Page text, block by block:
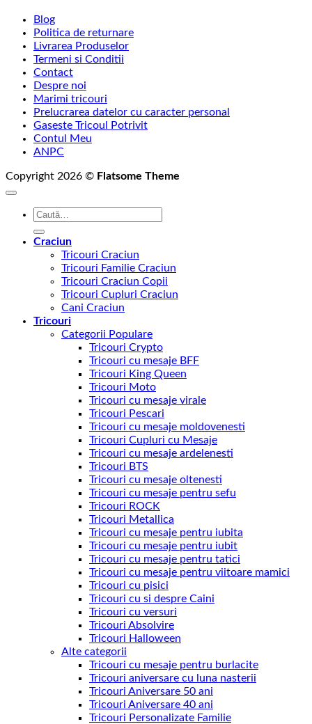
Blog
Politica de returnare
Livrarea Produselor
Termeni si Conditii
Contact
Despre noi
Marimi tricouri
Prelucrarea datelor cu caracter personal
Gaseste Tricoul Potrivit
Contul Meu
ANPC
Copyright 2026 © Flatsome Theme
Caută
Craciun
Tricouri Craciun
Tricouri Familie Craciun
Tricouri Craciun Copii
Tricouri Cupluri Craciun
Cani Craciun
Tricouri
Categorii Populare
Tricouri Crypto
Tricouri cu mesaje BFF
Tricouri King Queen
Tricouri Moto
Tricouri cu mesaje virale
Tricouri Pescari
Tricouri cu mesaje moldovenesti
Tricouri Cupluri cu Mesaje
Tricouri cu mesaje ardelenesti
Tricouri BTS
Tricouri cu mesaje oltenesti
Tricouri cu mesaje pentru sefu
Tricouri ROCK
Tricouri Metallica
Tricouri cu mesaje pentru iubita
Tricouri cu mesaje pentru iubit
Tricouri cu mesaje pentru tatici
Tricouri cu mesaje pentru viitoare mamici
Tricouri cu pisici
Tricouri cu si despre Caini
Tricouri cu versuri
Tricouri Absolvire
Tricouri Halloween
Alte categorii
Tricouri cu mesaje pentru burlacite
Tricouri aniversare cu luna nasterii
Tricouri Aniversare 50 ani
Tricouri Aniversare 40 ani
Tricouri Personalizate Familie